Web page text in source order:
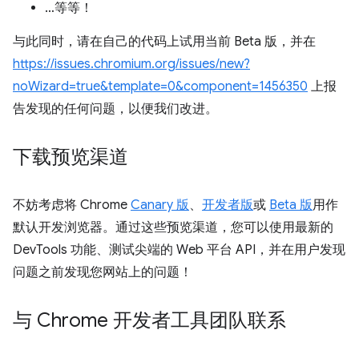
…等等！
与此同时，请在自己的代码上试用当前 Beta 版，并在
https://issues.chromium.org/issues/new?
noWizard=true&template=0&component=1456350 上报
告发现的任何问题，以便我们改进。
下载预览渠道
不妨考虑将 Chrome Canary 版、 开发者版或 Beta 版用作
默认开发浏览器。通过这些预览渠道，您可以使用最新的
DevTools 功能、测试尖端的 Web 平台 API，并在用户发现
问题之前发现您网站上的问题！
与 Chrome 开发者工具团队联系